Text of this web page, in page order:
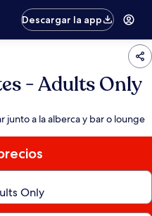
Descargar la app
- Adults Only
junto a la alberca y bar o lounge